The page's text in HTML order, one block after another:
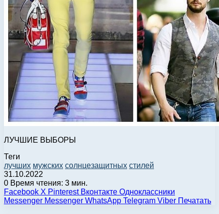
ЛУЧШИЕ ВЫБОРЫ
Теги
лучших мужских солнцезащитных стилей
31.10.2022
0 Время чтения: 3 мин.
Facebook X Pinterest Вконтакте Одноклассники
Messenger Messenger WhatsApp Telegram Viber Печатать